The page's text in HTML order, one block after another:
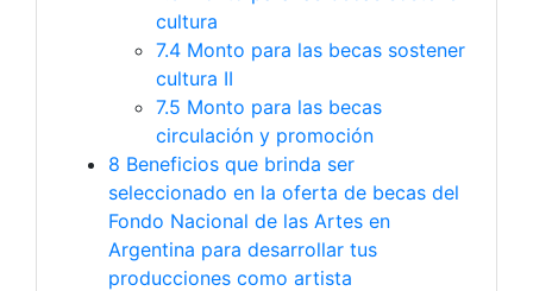
cultura
7.4 Monto para las becas sostener
cultura II
7.5 Monto para las becas
circulación y promoción
8 Beneficios que brinda ser
seleccionado en la oferta de becas del
Fondo Nacional de las Artes en
Argentina para desarrollar tus
producciones como artista